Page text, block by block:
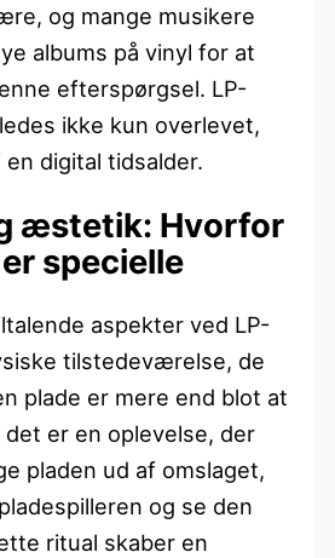
og mange musikere
albums på vinyl for at
efterspørgsel. LP-
ikke kun overlevet,
digital tidsalder.
æstetik: Hvorfor
specielle
aspekter ved LP-
tilstedeværelse, de
plade er mere end blot at
det er en oplevelse, der
pladen ud af omslaget,
og se den
ritual skaber en